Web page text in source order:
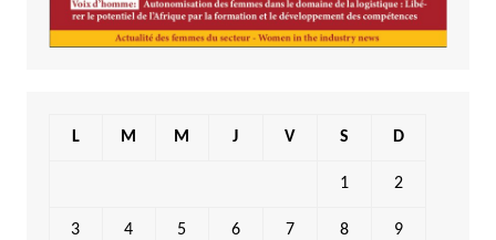
L M M J V S D
1 2
3 4 5 6 7 8 9